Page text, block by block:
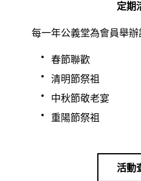
定期
每一年公義堂為會員舉辦
春節聯歡
清明節祭祖
中秋節敬老宴
重陽節祭祖
活動